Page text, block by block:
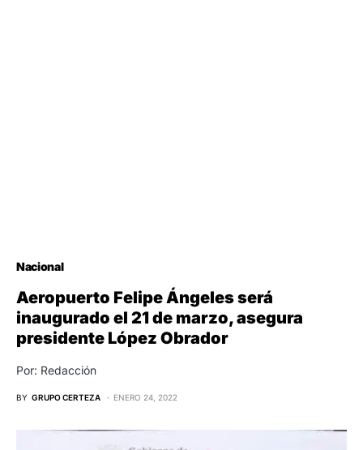
Nacional
Aeropuerto Felipe Ángeles será
inaugurado el 21 de marzo, asegura
presidente López Obrador
Por: Redacción
BY GRUPO CERTEZA ENERO 24, 2022